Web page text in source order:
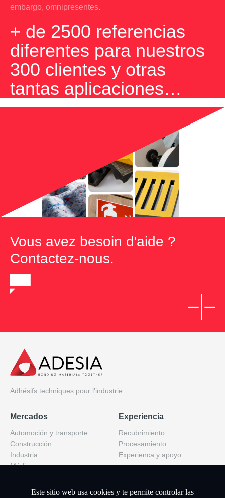
Este sitio web usa cookies y te permite controlar las
embargo, omnipresentes.
+ de 2500 referencias
diferentes para nuestros
300 clientes y otras
tantas aplicaciones…
Vous avez besoin d'aide ?
Contactez-nous.
Adhésifs techniques pour l'industrie
Mercados
Automoción y transporte
Construcción
Industria
Médico
Productos
Experiencia
Recubrimiento
Procesamiento
Experienca y apoyo
Acerca de nosotros